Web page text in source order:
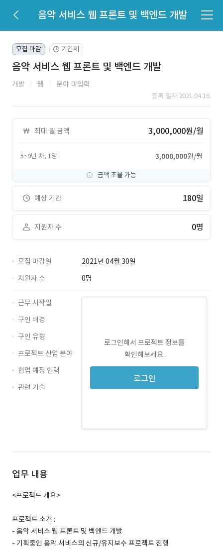
음악 서비스 웹 프론트 및 백엔드 개발
모집 마감 🕒 기간제
음악 서비스 웹 프론트 및 백엔드 개발
개발 웹 분야 미입력
등록 일자 2021.04.16.
최대 월 금액 3,000,000원/월
5~9년 차, 1명 3,000,000원/월
금액 조율 가능
예상 기간 180일
지원자 수 0명
모집 마감일
2021년 04월 30일
지원자 수
0명
로그인해서 프로젝트 정보를
확인해보세요.
로그인
근무 시작일
구인 배경
구인 유형
프로젝트 산업 분야
협업 예정 인력
관련 기술
PHP · 경력 무관
업무 내용
<프로젝트 개요>
프로젝트 소개 :
- 음악 서비스 웹 프론트 및 백엔드 개발
- 기획중인 음악 서비스의 신규/유지보수 프로젝트 진행